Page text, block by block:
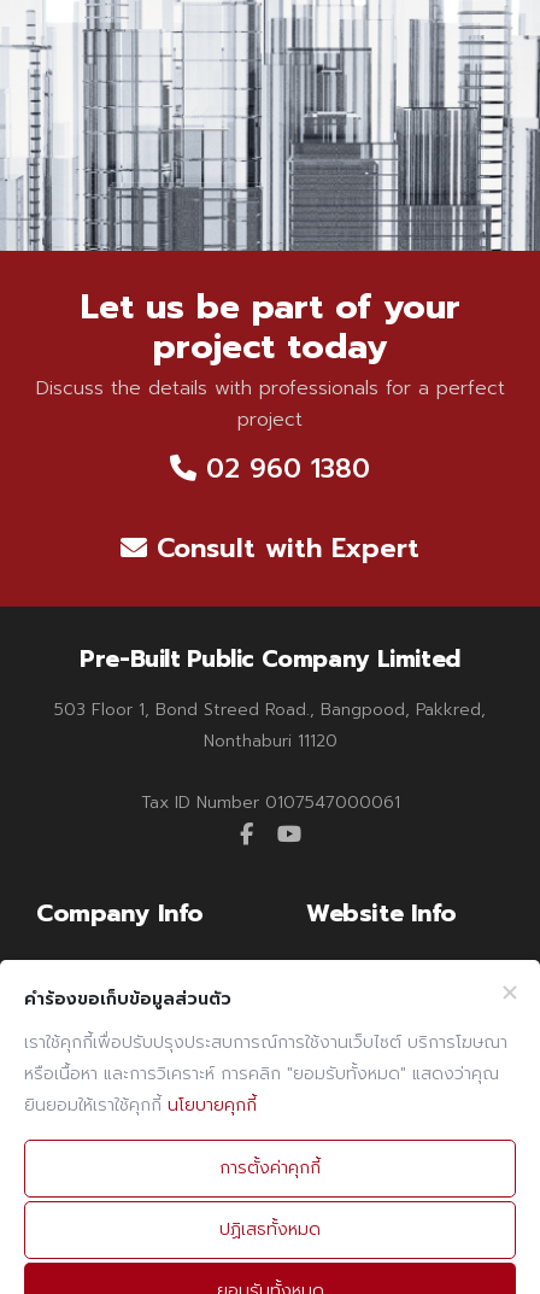
Let us be part of your
project today
Discuss the details with professionals for a perfect
project
02 960 1380
Consult with Expert
Pre-Built Public Company Limited
503 Floor 1, Bond Streed Road., Bangpood, Pakkred,
Nonthaburi 11120
Tax ID Number 0107547000061
facebookyoutube
Company Info Website Info
PDPA Policy
Contact Info
02 960 1380-9
FAX
02 960 1394
E-MAIL
admin@prebuilt.co.th
คำร้องขอเก็บข้อมูลส่วนตัว
เราใช้คุกกี้เพื่อปรับปรุงประสบการณ์การใช้งานเว็บไซต์ บริการโฆษณา
หรือเนื้อหา และการวิเคราะห์ การคลิก "ยอมรับทั้งหมด" แสดงว่าคุณ
ยินยอมให้เราใช้คุกกี้ นโยบายคุกกี้
การตั้งค่าคุกกี้
ปฏิเสธทั้งหมด